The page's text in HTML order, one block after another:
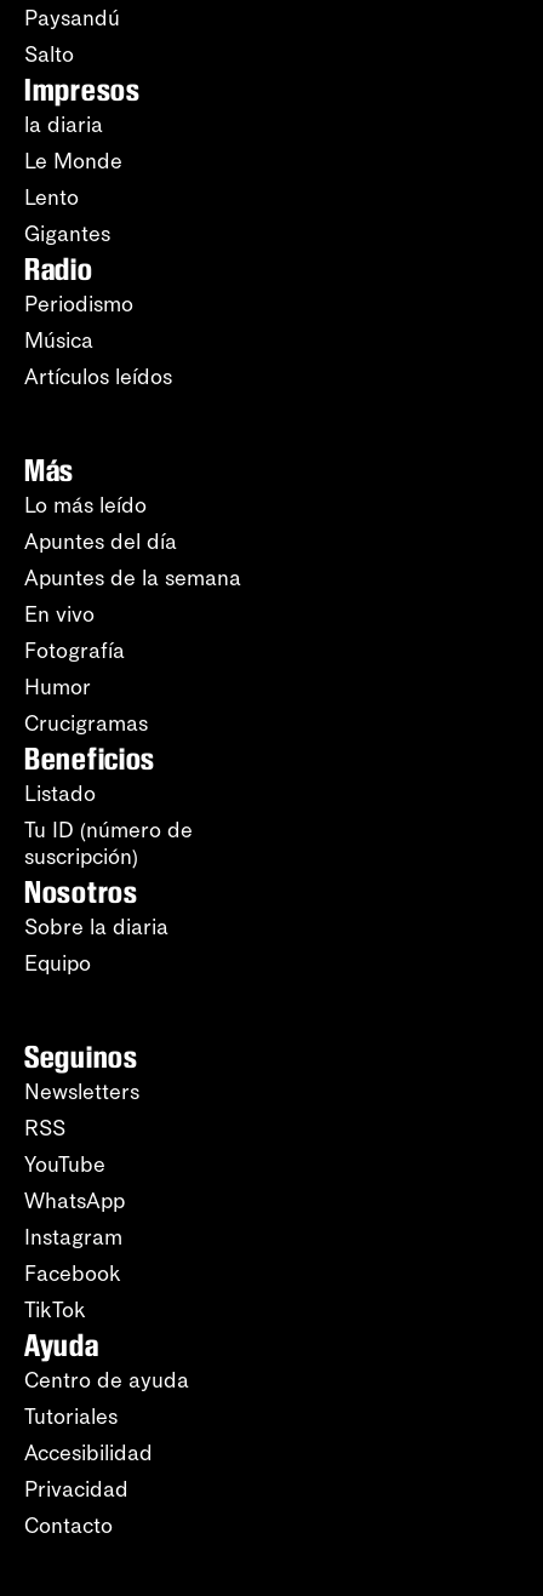
Paysandú
Salto
Impresos
la diaria
Le Monde
Lento
Gigantes
Radio
Periodismo
Música
Artículos leídos
Más
Lo más leído
Apuntes del día
Apuntes de la semana
En vivo
Fotografía
Humor
Crucigramas
Beneficios
Listado
Tu ID (número de
suscripción)
Nosotros
Sobre la diaria
Equipo
Seguinos
Newsletters
RSS
YouTube
WhatsApp
Instagram
Facebook
TikTok
Ayuda
Centro de ayuda
Tutoriales
Accesibilidad
Privacidad
Contacto